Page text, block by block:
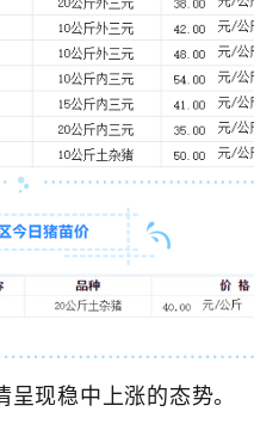
呈现稳中上涨的态势。